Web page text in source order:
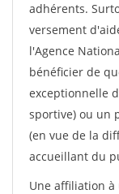
adhérents.
versement
l'Agence
bénéficier de
exceptionnelle
sportive) ou un
(en vue de la
accueillant du
Une affiliation